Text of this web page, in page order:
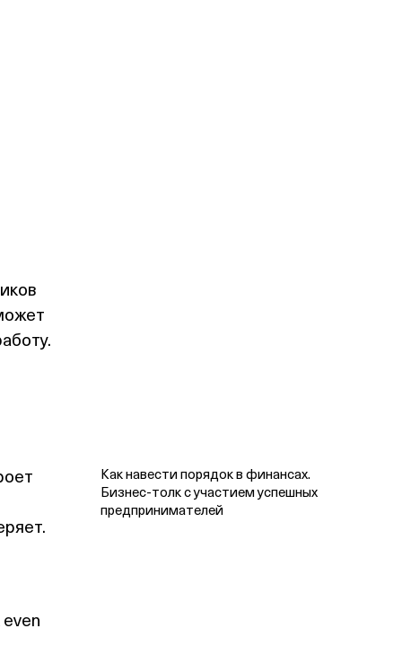
Как навести порядок в финансах.
Бизнес‑толк с участием успешных
предпринимателей